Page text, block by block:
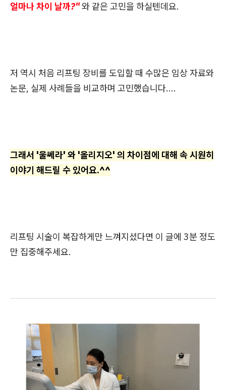
얼마나 차이 날까?"와 같은 고민을 하실텐데요.
저 역시 처음 리프팅 장비를 도입할 때 수많은 임상 자료와
논문, 실제 사례들을 비교하며 고민했습니다....
그래서 '울쎄라' 와 '올리지오' 의 차이점에 대해 속 시원히
이야기 해드릴 수 있어요.^^
리프팅 시술이 복잡하게만 느껴지셨다면 이 글에 3분 정도
만 집중해주세요.